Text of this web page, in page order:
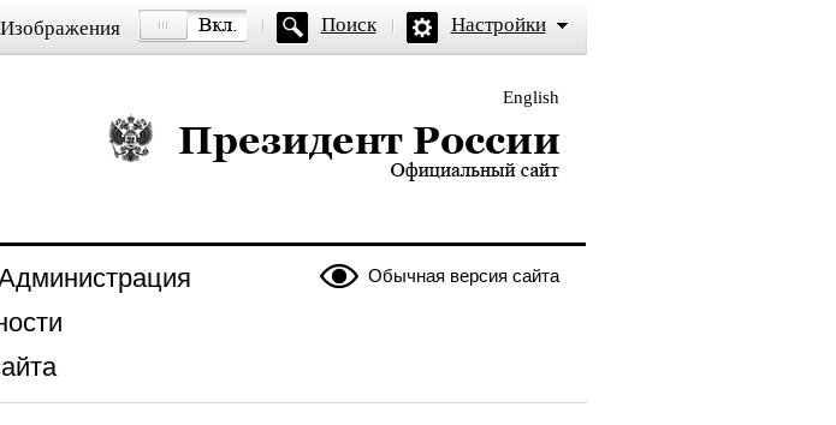
Изображения Поиск Настройки
English
Президент России — официальный сайт
Обычная версия сайта